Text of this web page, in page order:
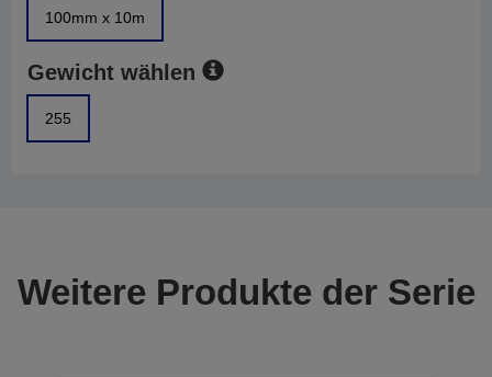
100mm x 10m
Gewicht wählen
255
Weitere Produkte der Serie